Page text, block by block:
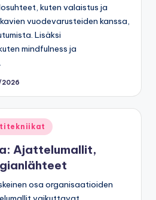
kuten valaistus ja
vuodevarusteiden kanssa,
Lisäksi
mindfulness ja
Ajattelumallit,
osa organisaatioiden